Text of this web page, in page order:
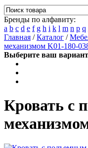
Бренды по алфавиту:
a b c d e f g h i k l m n p q
Главная /Каталог /
механизмом K01-180-
Выберите ваш вариант
Кровать с